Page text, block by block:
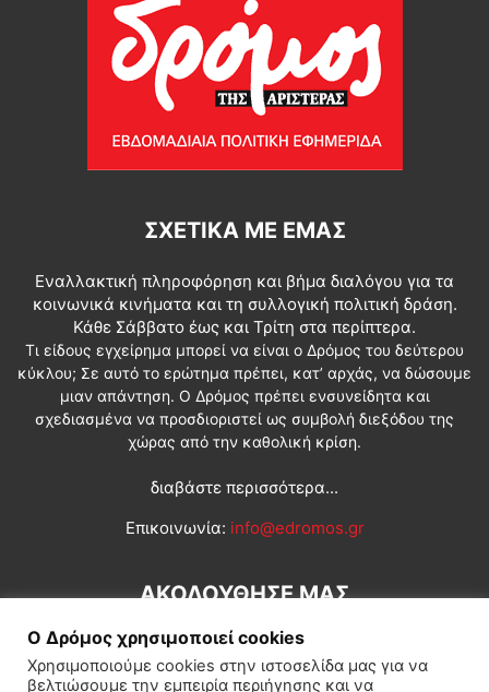
ΣΧΕΤΙΚΆ ΜΕ ΕΜΆΣ
Εναλλακτική πληροφόρηση και βήμα διαλόγου για τα
κοινωνικά κινήματα και τη συλλογική πολιτική δράση.
Κάθε Σάββατο έως και Τρίτη στα περίπτερα.
Τι είδους εγχείρημα μπορεί να είναι ο Δρόμος του δεύτερου
κύκλου; Σε αυτό το ερώτημα πρέπει, κατ’ αρχάς, να δώσουμε
μιαν απάντηση. Ο Δρόμος πρέπει ενσυνείδητα και
σχεδιασμένα να προσδιοριστεί ως συμβολή διεξόδου της
χώρας από την καθολική κρίση.
διαβάστε περισσότερα...
Επικοινωνία: info@edromos.gr
ΑΚΟΛΟΥΘΗΣΕ ΜΑΣ
Ο Δρόμος χρησιμοποιεί cookies
Χρησιμοποιούμε cookies στην ιστοσελίδα μας για να
βελτιώσουμε την εμπειρία περιήγησης και να